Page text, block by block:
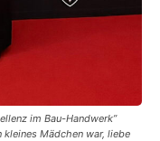
im Bau-Handwerk”
kleines Mädchen war, liebe